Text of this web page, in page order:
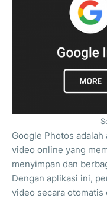
Google Photos
video online yang
menyimpan dan
Dengan aplikasi ini,
video secara otomatis